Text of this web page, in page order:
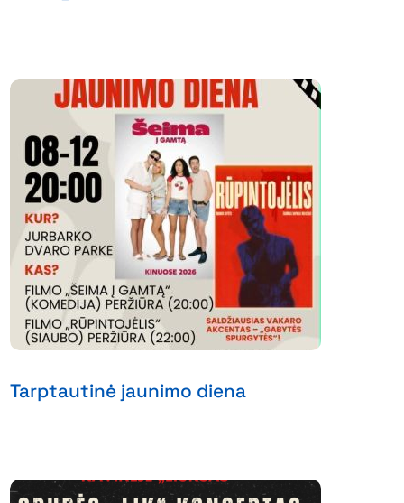
Tarptautinė jaunimo diena